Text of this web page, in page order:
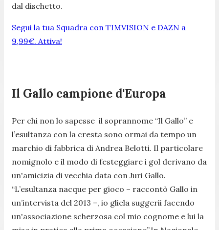
dal dischetto.
Segui la tua Squadra con TIMVISION e DAZN a
9,99€. Attiva!
Il Gallo campione d'Europa
Per chi non lo sapesse il soprannome “Il Gallo” e
l’esultanza con la cresta sono ormai da tempo un
marchio di fabbrica di Andrea Belotti. Il particolare
nomignolo e il modo di festeggiare i gol derivano da
un'amicizia di vecchia data con Juri Gallo.
“L’esultanza nacque per gioco – raccontò Gallo in
un’intervista del 2013 –, io gliela suggerii facendo
un'associazione scherzosa col mio cognome e lui la